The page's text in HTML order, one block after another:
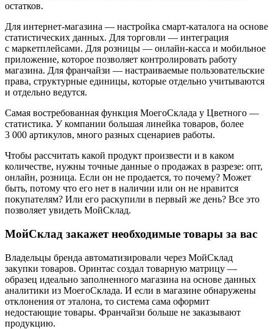
остатков.
Для интернет-магазина — настройка смарт-каталога на основе
статистических данных. Для торговли — интеграция
с маркетплейсами. Для розницы — онлайн-касса и мобильное
приложение, которое позволяет контролировать работу
магазина. Для франчайзи — настраиваемые пользовательские
права, структурные единицы, которые отдельно учитываются
и отдельно ведутся.
Самая востребованная функция МоегоСклада у Цветного —
статистика. У компании большая линейка товаров, более
3 000 артикулов, много разных сценариев работы.
Чтобы рассчитать какой продукт произвести и в каком
количестве, нужны точные данные о продажах в разрезе: опт,
онлайн, розница. Если он не продается, то почему? Может
быть, потому что его нет в наличии или он не нравится
покупателям? Или его раскупили в первый же день? Все это
позволяет увидеть МойСклад.
МойСклад закажет необходимые товары за вас
Владельцы бренда автоматизировали через МойСклад
закупки товаров. Оринтас создал товарную матрицу —
образец идеально заполненного магазина на основе данных
аналитики из МоегоСклада. И если в магазине обнаружены
отклонения от эталона, то система сама оформит
недостающие товары. Франчайзи больше не заказывают
продукцию.